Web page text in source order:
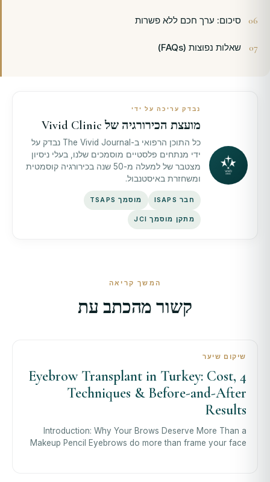
סיכום: ערך חכם ללא פשרות
שאלות נפוצות (FAQs)
נבדק עריכה על ידי
מועצת הכירורגיה של Vivid Clinic
כל התוכן הרפואי ב-The Vivid Journal נבדק על
ידי מנתחים פלסטיים מוסמכים שלנו, בעלי ניסיון
מצטבר של למעלה מ-50 שנה בכירורגיה קוסמטית
ומשחזרת באיסטנבול.
חבר ISAPS מוסמך TSAPS
מתקן מוסמך JCI
המשך קריאה
קשור מהכתב עת
שיקום שיער
Eyebrow Transplant in Turkey: Cost, 4
Techniques & Before-and-After
Results
Introduction: Why Your Brows Deserve More Than a
Makeup Pencil Eyebrows do more than frame your face